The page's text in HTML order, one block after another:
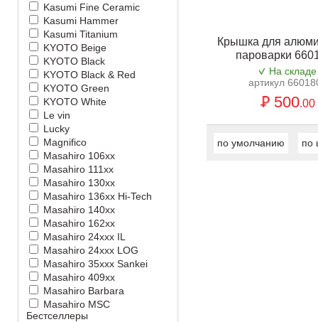
Kasumi Fine Ceramic
Kasumi Hammer
Kasumi Titanium
KYOTO Beige
KYOTO Black
KYOTO Black & Red
KYOTO Green
KYOTO White
Le vin
Lucky
Magnifico
Masahiro 106xx
Masahiro 111xx
Masahiro 130xx
Masahiro 136xx Hi-Tech
Masahiro 140xx
Masahiro 162xx
Masahiro 24xxx IL
Masahiro 24xxx LOG
Masahiro 35xxx Sankei
Masahiro 409xx
Masahiro Barbara
Masahiro MSС
Бестселлеры
Крышка для
пароварки
На складе
артикул
500.00
по умолчанию по